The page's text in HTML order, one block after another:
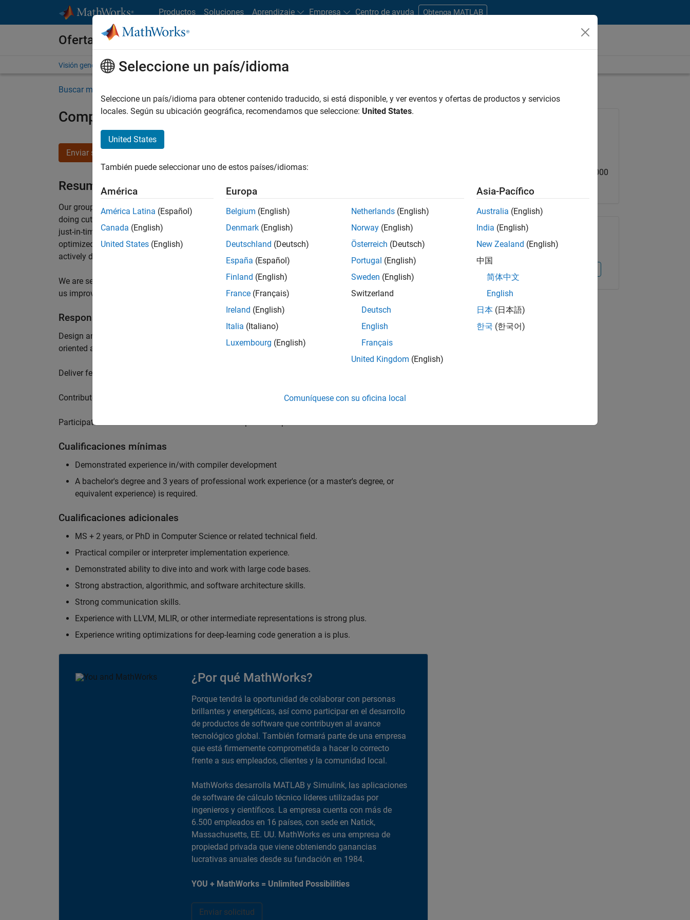
Productos Soluciones Aprendizaje Empresa Centro de ayuda Obtenga MATLAB
Ofertas de empleo en MathWorks
Visión general Búsqueda de empleo Oficinas locales Estudiantes y nuevas carreras
Buscar más empleos
Compiler Engineer LLVM
Enviar solicitud
Resumen del empleo
Our group is responsible for the core technology used in MathWorks code generation products. We are
doing cutting-edge work on program analysis, language transformation, compiler optimization, and
just-in-time compilation for simulation from high-level textual and graphical languages. We generate
optimized code for embedded CPUs, GPUs, FPGAs, and other targets.
Our optimizing compiler is
actively developed by an elite team of talented programming language and compiler experts.
We are seeking a skilled compiler engineer with industrial-strength software engineering skills to help
us improve our shared code generation infrastructure.
Responsabilidades
Design and implement new features in our core code generation infrastructure using your object-
oriented and compiler development skills.
Deliver features using test-driven development, writing unit tests, and fast iterations.
Contribute creative workflows and tools to be used by internal and external customers.
Participate in cross-team collaboration across multiple development teams.
Cualificaciones mínimas
Demonstrated experience in/with compiler development
A bachelor's degree and 3 years of professional work experience (or a master's degree, or
equivalent experience) is required.
Cualificaciones adicionales
MS + 2 years, or PhD in Computer Science or related technical field.
Practical compiler or interpreter implementation experience.
Demonstrated ability to dive into and work with large code bases.
Strong abstraction, algorithmic, and software architecture skills.
Strong communication skills.
Experience with LLVM, MLIR, or other intermediate representations is strong plus.
Experience writing optimizations for deep-learning code generation a is plus.
¿Por qué MathWorks?
Porque tendrá la oportunidad de colaborar con personas
brillantes y energéticas, así como participar en el desarrollo
de productos de software que contribuyen al avance
tecnológico global. También formará parte de una empresa
que está firmemente comprometida a hacer lo correcto
frente a sus empleados, clientes y la comunidad local.
MathWorks desarrolla MATLAB y Simulink, las aplicaciones
de software de cálculo técnico líderes utilizadas por
ingenieros y científicos. La empresa cuenta con más de
6.500 empleados en 16 países, con sede en Natick,
Massachusetts, EE. UU. MathWorks es una empresa de
propiedad privada que viene obteniendo ganancias
lucrativas anuales desde su fundación en 1984.
YOU + MathWorks = Unlimited Possibilities
Enviar solicitud
Rango salarial: USD 112,900 - 144,000
Compartir empleo
Seleccione un país/idioma
Seleccione un país/idioma para obtener contenido traducido, si está disponible, y ver eventos y ofertas de productos y servicios
locales. Según su ubicación geográfica, recomendamos que seleccione: United States.
United States
También puede seleccionar uno de estos países/idiomas:
América
América Latina (Español)
Canada (English)
United States (English)
Europa
Belgium (English)
Denmark (English)
Deutschland (Deutsch)
España (Español)
Finland (English)
France (Français)
Ireland (English)
Italia (Italiano)
Luxembourg (English)
Netherlands (English)
Norway (English)
Österreich (Deutsch)
Portugal (English)
Sweden (English)
Switzerland
Deutsch
English
Français
United Kingdom (English)
Asia-Pacífico
Australia (English)
India (English)
New Zealand (English)
中国
简体中文
English
日本 (日本語)
한국 (한국어)
Comuníquese con su oficina local